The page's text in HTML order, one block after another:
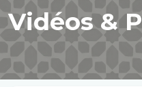
Vidéos &